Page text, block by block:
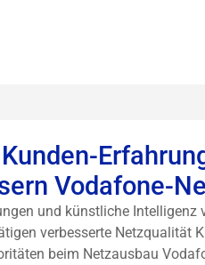
Vodafone-
und künstliche
verbesserte Netzqualität
beim Netzausbau